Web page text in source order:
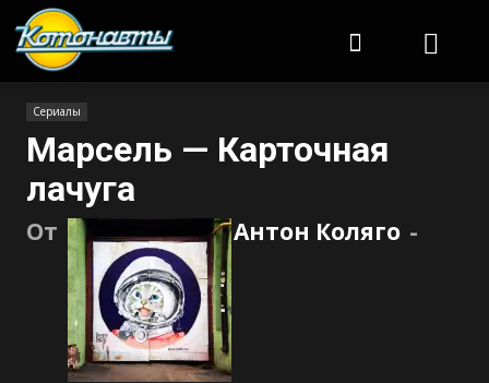
Сериалы
Марсель — Карточная
лачуга
От Антон Коляго -